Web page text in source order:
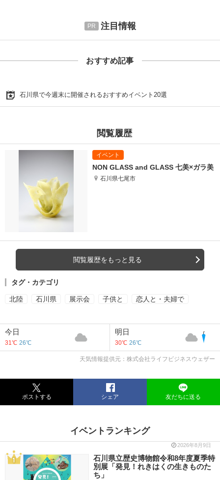
注目情報
おすすめ記事
石川県で今週末に開催されるおすすめイベント20選
閲覧履歴
NON GLASS and GLASS 七美×ガラ美
石川県七尾市
閲覧履歴をもっと見る
タグ・カテゴリ
北陸 石川県 展示会 子供と 恋人と・夫婦で
今日
31℃ 26℃
明日
30℃ 26℃
天気情報提供元：株式会社ライフビジネスウェザー
ポストする シェア 友だちに送る
イベントランキング
2026年8月9日
石川県立歴史博物館令和8年度夏季特
別展「発見！れきはくの生きものた
ち」